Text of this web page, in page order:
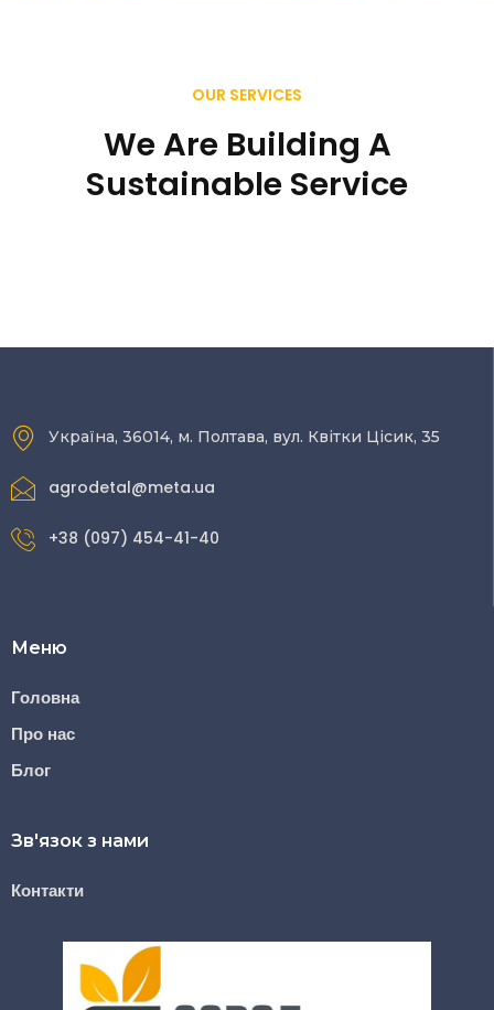
OUR SERVICES
We Are Building A
Sustainable Service
Україна, 36014, м. Полтава, вул. Квітки Цісик, 35
agrodetal@meta.ua
+38 (097) 454-41-40
Меню
Головна
Про нас
Блог
Зв'язок з нами
Контакти